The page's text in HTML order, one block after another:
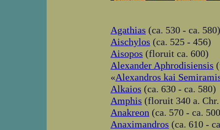
Agathias (ca. 530 - ca. 580)
Aischylos (ca. 525 - 456)
Aisopos (floruit ca. 600)
Alexander Aphrodisiensis
«Alexandros kai
Alkaios (ca. 630 - ca. 580)
Amphis (floruit 340 a.
Anakreon (ca. 570 - ca.
Anaximandros (ca. 610 -